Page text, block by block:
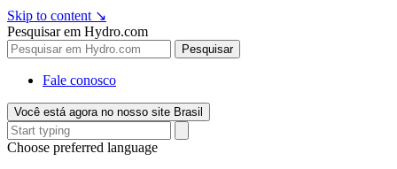
Skip to content ↘
Pesquisar em Hydro.com
Pesquisar
Fale conosco
Você está agora no nosso site Brasil
Choose preferred language